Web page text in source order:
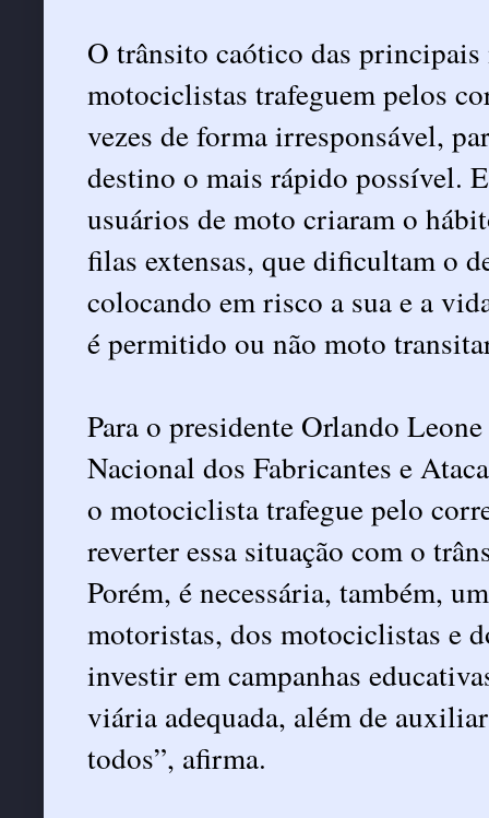
O trânsito caótico das
motociclistas trafeguem pelos
vezes de forma irresponsável,
destino o mais rápido possível.
usuários de moto criaram o
filas extensas, que dificultam o
colocando em risco a sua e a
é permitido ou não moto
Para o presidente Orlando
Nacional dos Fabricantes e
o motociclista trafegue pelo
reverter essa situação com o
Porém, é necessária, também,
motoristas, dos motociclistas e
investir em campanhas
viária adequada, além de
todos”, afirma.